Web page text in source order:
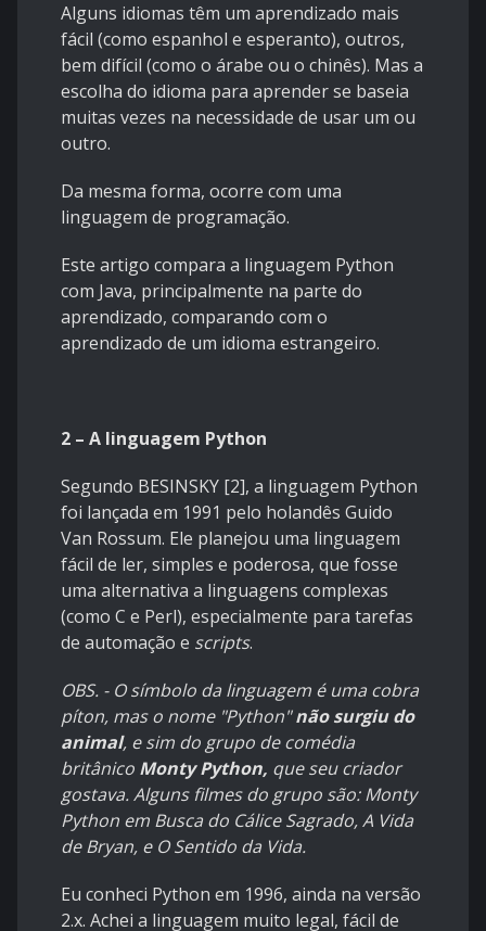
Alguns idiomas têm um aprendizado mais
fácil (como espanhol e esperanto), outros,
bem difícil (como o árabe ou o chinês). Mas a
escolha do idioma para aprender se baseia
muitas vezes na necessidade de usar um ou
outro.
Da mesma forma, ocorre com uma
linguagem de programação.
Este artigo compara a linguagem Python
com Java, principalmente na parte do
aprendizado, comparando com o
aprendizado de um idioma estrangeiro.
2 – A linguagem Python
Segundo BESINSKY [2], a linguagem Python
foi lançada em 1991 pelo holandês Guido
Van Rossum. Ele planejou uma linguagem
fácil de ler, simples e poderosa, que fosse
uma alternativa a linguagens complexas
(como C e Perl), especialmente para tarefas
de automação e scripts.
OBS. - O símbolo da linguagem é uma cobra
píton, mas o nome "Python"não surgiu do
animal, e sim do grupo de comédia
britânico Monty Python, que seu criador
gostava. Alguns filmes do grupo são: Monty
Python em Busca do Cálice Sagrado, A Vida
de Bryan, e O Sentido da Vida.
Eu conheci Python em 1996, ainda na versão
2.x. Achei a linguagem muito legal, fácil de